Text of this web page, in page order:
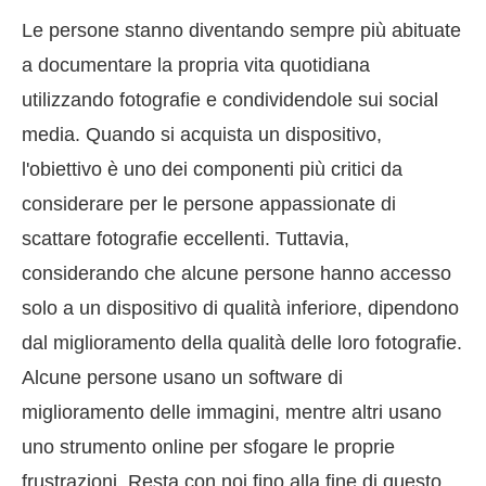
Le persone stanno diventando sempre più abituate
a documentare la propria vita quotidiana
utilizzando fotografie e condividendole sui social
media. Quando si acquista un dispositivo,
l'obiettivo è uno dei componenti più critici da
considerare per le persone appassionate di
scattare fotografie eccellenti. Tuttavia,
considerando che alcune persone hanno accesso
solo a un dispositivo di qualità inferiore, dipendono
dal miglioramento della qualità delle loro fotografie.
Alcune persone usano un software di
miglioramento delle immagini, mentre altri usano
uno strumento online per sfogare le proprie
frustrazioni. Resta con noi fino alla fine di questo